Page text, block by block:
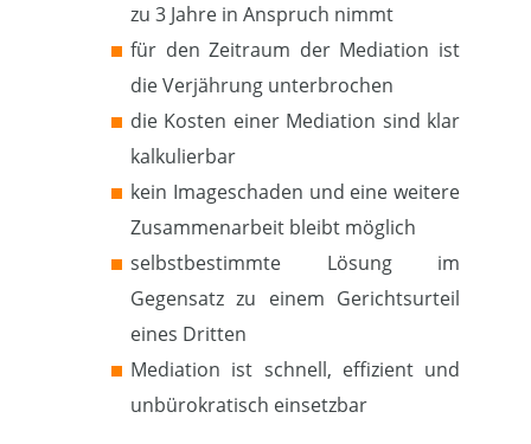
zu 3 Jahre in Anspruch nimmt
für den Zeitraum der Mediation ist
die Verjährung unterbrochen
die Kosten einer Mediation sind klar
kalkulierbar
kein Imageschaden und eine weitere
Zusammenarbeit bleibt möglich
selbstbestimmte Lösung im
Gegensatz zu einem Gerichtsurteil
eines Dritten
Mediation ist schnell, effizient und
unbürokratisch einsetzbar